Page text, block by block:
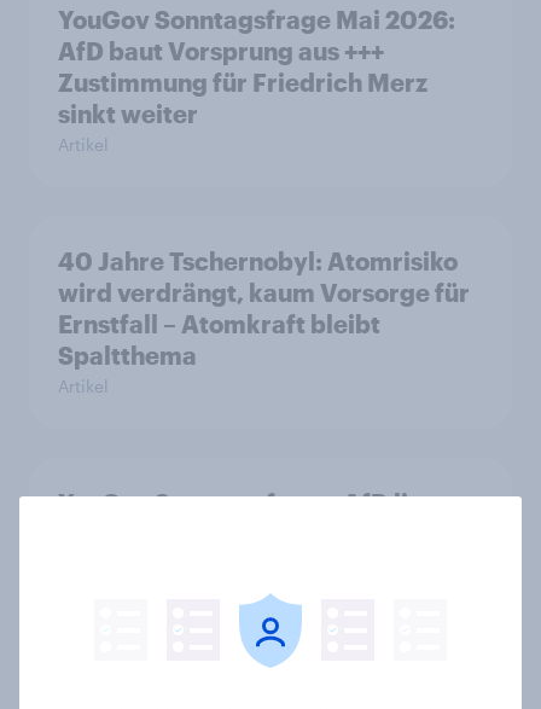
YouGov Sonntagsfrage Mai 2026:
AfD baut Vorsprung aus +++
Zustimmung für Friedrich Merz
sinkt weiter
Artikel
40 Jahre Tschernobyl: Atomrisiko
wird verdrängt, kaum Vorsorge für
Ernstfall – Atomkraft bleibt
Spaltthema
Artikel
YouGov Sonntagsfrage: AfD liegt
Jahren nicht mehr
Artikel